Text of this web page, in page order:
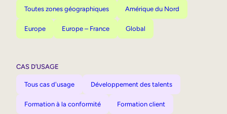
Toutes zones géographiques Amérique du Nord
Europe Europe – France Global
CAS D’USAGE
Tous cas d'usage Développement des talents
Formation à la conformité Formation client